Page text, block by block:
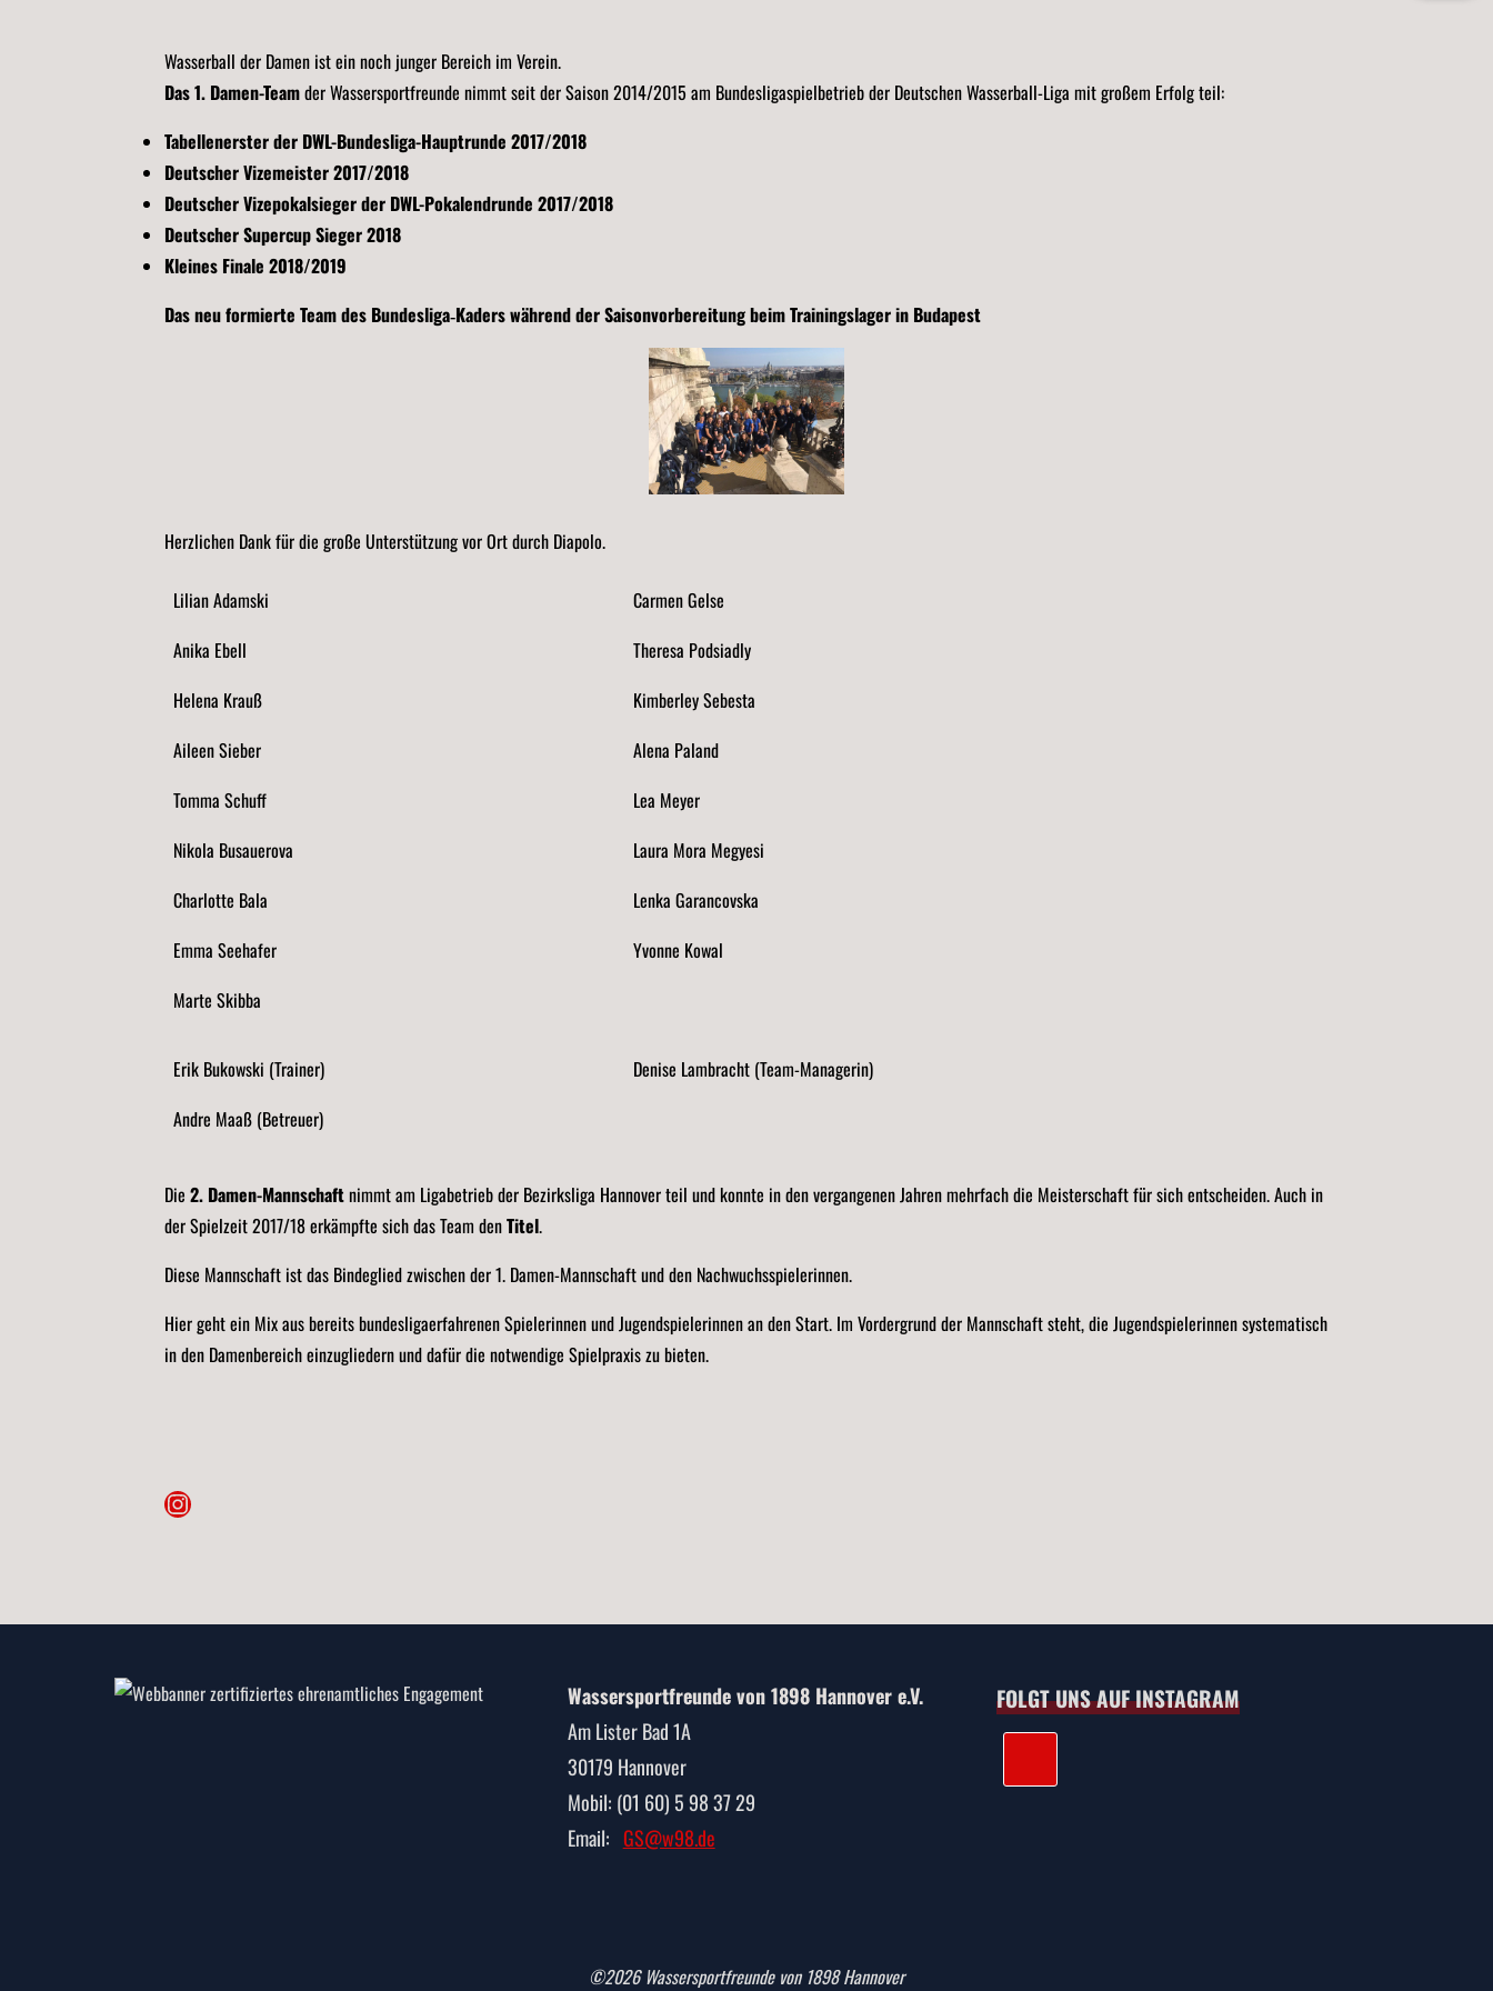
Wasserball der Damen ist ein noch junger Bereich im Verein.
Das 1. Damen-Teamder Wassersportfreunde nimmt seit der Saison 2014/2015 am Bundesligaspielbetrieb der Deutschen Wasserball-Liga mit großem Erfolg teil:
Tabellenerster der DWL-Bundesliga-Hauptrunde 2017/2018
Deutscher Vizemeister 2017/2018
Deutscher Vizepokalsieger der DWL-Pokalendrunde 2017/2018
Deutscher Supercup Sieger 2018
Kleines Finale 2018/2019
Das neu formierte Team des Bundesliga‐Kaders während der Saisonvorbereitung beim Trainingslager in Budapest
Herzlichen Dank für die große Unterstützung vor Ort durch Diapolo.
Lilian Adamski
Carmen Gelse
Anika Ebell
Theresa Podsiadly
Helena Krauß
Kimberley Sebesta
Aileen Sieber
Alena Paland
Tomma Schuff
Lea Meyer
Nikola Busauerova
Laura Mora Megyesi
Charlotte Bala
Lenka Garancovska
Emma Seehafer
Yvonne Kowal
Marte Skibba
Erik Bukowski (Trainer)
Denise Lambracht (Team-Managerin)
Andre Maaß (Betreuer)
Die 2. Damen-Mannschaftnimmt am Ligabetrieb der Bezirksliga Hannover teil und konnte in den vergangenen Jahren mehrfach die Meisterschaft für sich entscheiden. Auch in
der Spielzeit 2017/18 erkämpfte sich das Team denTitel.
Diese Mannschaft ist das Bindeglied zwischen der 1. Damen-Mannschaft und den Nachwuchsspielerinnen.
Hier geht ein Mix aus bereits bundesligaerfahrenen Spielerinnen und Jugendspielerinnen an den Start. Im Vordergrund der Mannschaft steht, die Jugendspielerinnen systematisch
in den Damenbereich einzugliedern und dafür die notwendige Spielpraxis zu bieten.
Instagram
Wassersportfreunde von 1898 Hannover e.V.
Am Lister Bad 1A
30179 Hannover
Mobil: (01 60) 5 98 37 29
Email: GS@w98.de
FOLGT UNS AUF INSTAGRAM
©2026 Wassersportfreunde von 1898 Hannover